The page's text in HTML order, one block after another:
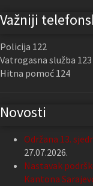
Važniji
Policija 122
Vatrogasna služba 123
Hitna pomoć 124
Novosti
Održana 13.
27.07.2026.
Nastavak
Kantona